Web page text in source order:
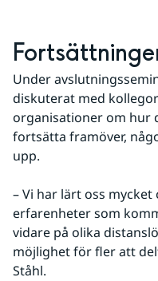
Under
diskuterat med
organisationer om hur
fortsätta framöver,
upp.
– Vi har lärt oss
erfarenheter som
vidare på olika
möjlighet för fler att
Ståhl.